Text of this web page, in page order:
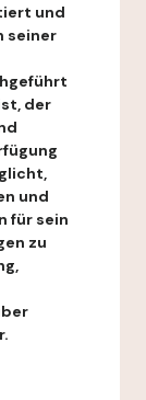
und
seiner
der
und
für sein
zu